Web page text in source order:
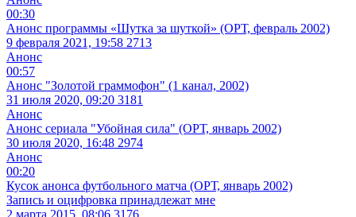
00:30
Анонс программы «Шутка за шуткой» (ОРТ, февраль 2002)
9 февраля 2021, 19:58 2713
Анонс
00:57
Анонс "Золотой граммофон" (1 канал, 2002)
31 июля 2020, 09:20 3181
Анонс
Анонс сериала "Убойная сила" (ОРТ, январь 2002)
30 июля 2020, 16:48 2974
Анонс
00:20
Кусок анонса футбольного матча (ОРТ, январь 2002)
Запись и оцифровка принадлежат мне
2 марта 2015, 08:06 3176